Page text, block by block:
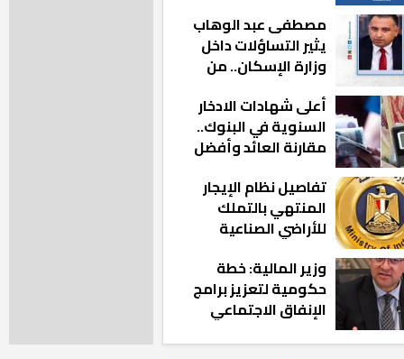
مصطفى عبد الوهاب
يثير التساؤلات داخل
وزارة الإسكان.. من
المناصب؟
أعلى شهادات الادخار
السنوية في البنوك..
مقارنة العائد وأفضل
تفاصيل نظام الإيجار
المنتهي بالتملك
للأراضي الصناعية
وزير المالية: خطة
حكومية لتعزيز برامج
الإنفاق الاجتماعي